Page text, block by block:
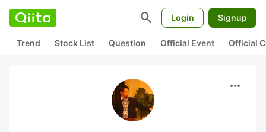
search Login Signup
Trend Stock List Question Official Event Official
more_horiz